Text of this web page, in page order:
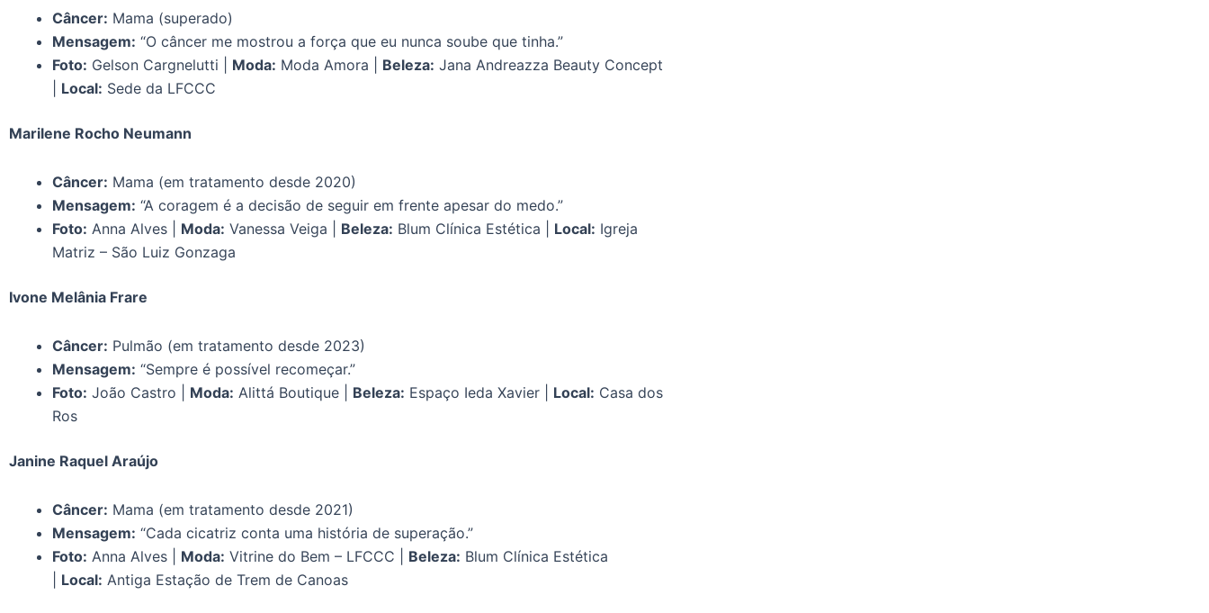
Câncer: Mama (superado)
Mensagem: “O câncer me mostrou a força que eu nunca soube que tinha.”
Foto: Gelson Cargnelutti | Moda: Moda Amora | Beleza: Jana Andreazza Beauty Concept
Local: Sede da LFCCC
Marilene Rocho Neumann
Câncer: Mama (em tratamento desde 2020)
Mensagem: “A coragem é a decisão de seguir em frente apesar do medo.”
Foto: Anna Alves | Moda: Vanessa Veiga | Beleza: Blum Clínica Estética | Local: Igreja
Matriz – São Luiz Gonzaga
Ivone Melânia Frare
Câncer: Pulmão (em tratamento desde 2023)
Mensagem: “Sempre é possível recomeçar.”
Foto: João Castro | Moda: Alittá Boutique | Beleza: Espaço Ieda Xavier | Local: Casa dos
Ros
Janine Raquel Araújo
Câncer: Mama (em tratamento desde 2021)
Mensagem: “Cada cicatriz conta uma história de superação.”
Foto: Anna Alves | Moda: Vitrine do Bem – LFCCC | Beleza: Blum Clínica Estética
Local: Antiga Estação de Trem de Canoas